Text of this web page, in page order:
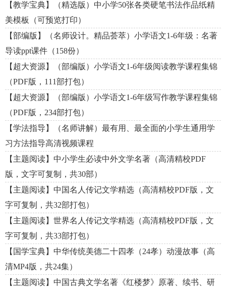
【教学宝典】（精选版）中小学50张各类硬笔书法作品纸精
美模板（可预览打印）
【部编版】（名师设计。精品荟萃）小学语文1-6年级：名著
导读ppt课件（158份）
【超大资源】（部编版）小学语文1-6年级阅读教学课程集锦
（PDF版，111部打包）
【超大资源】（部编版）小学语文1-6年级写作教学课程集锦
（PDF版，234部打包）
【学法指导】（名师讲解）最有用、最全面的小学生通用学
习方法指导高清视频课程
【主题阅读】中小学生必读中外文学名著（高清精校PDF
版，文字可复制，共30部）
【主题阅读】中国名人传记文学精选（高清精校PDF版，文
字可复制，共32部打包）
【主题阅读】世界名人传记文学精选（高清精校PDF版，文
字可复制，共33部打包）
【国学宝典】中华传统美德二十四孝（24孝）动漫故事（高
清MP4版，共24集）
【主题阅读】中国古典文学名著《红楼梦》原著、续书、研